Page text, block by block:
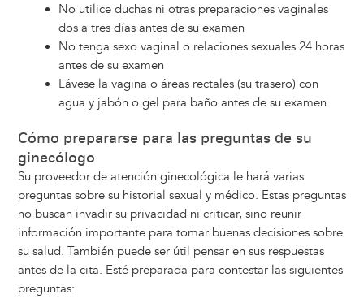
No utilice duchas ni otras preparaciones vaginales
dos a tres días antes de su examen
No tenga sexo vaginal o relaciones sexuales 24 horas
antes de su examen
Lávese la vagina o áreas rectales (su trasero) con
agua y jabón o gel para baño antes de su examen
Cómo prepararse para las preguntas de su
ginecólogo
Su proveedor de atención ginecológica le hará varias
preguntas sobre su historial sexual y médico. Estas preguntas
no buscan invadir su privacidad ni criticar, sino reunir
información importante para tomar buenas decisiones sobre
su salud. También puede ser útil pensar en sus respuestas
antes de la cita. Esté preparada para contestar las siguientes
preguntas: